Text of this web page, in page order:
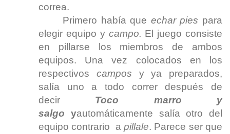
correa.
Primero había que echar pies para
elegir equipo y campo. El juego consiste
en pillarse los miembros de ambos
equipos. Una vez colocados en los
respectivos campos y ya preparados,
salía uno a todo correr después de
decir Toco marro y
salgo yautomáticamente salía otro del
equipo contrario apillale. Parece ser que